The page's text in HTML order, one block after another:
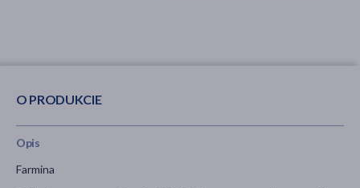
O PRODUKCIE
Opis
Farmina